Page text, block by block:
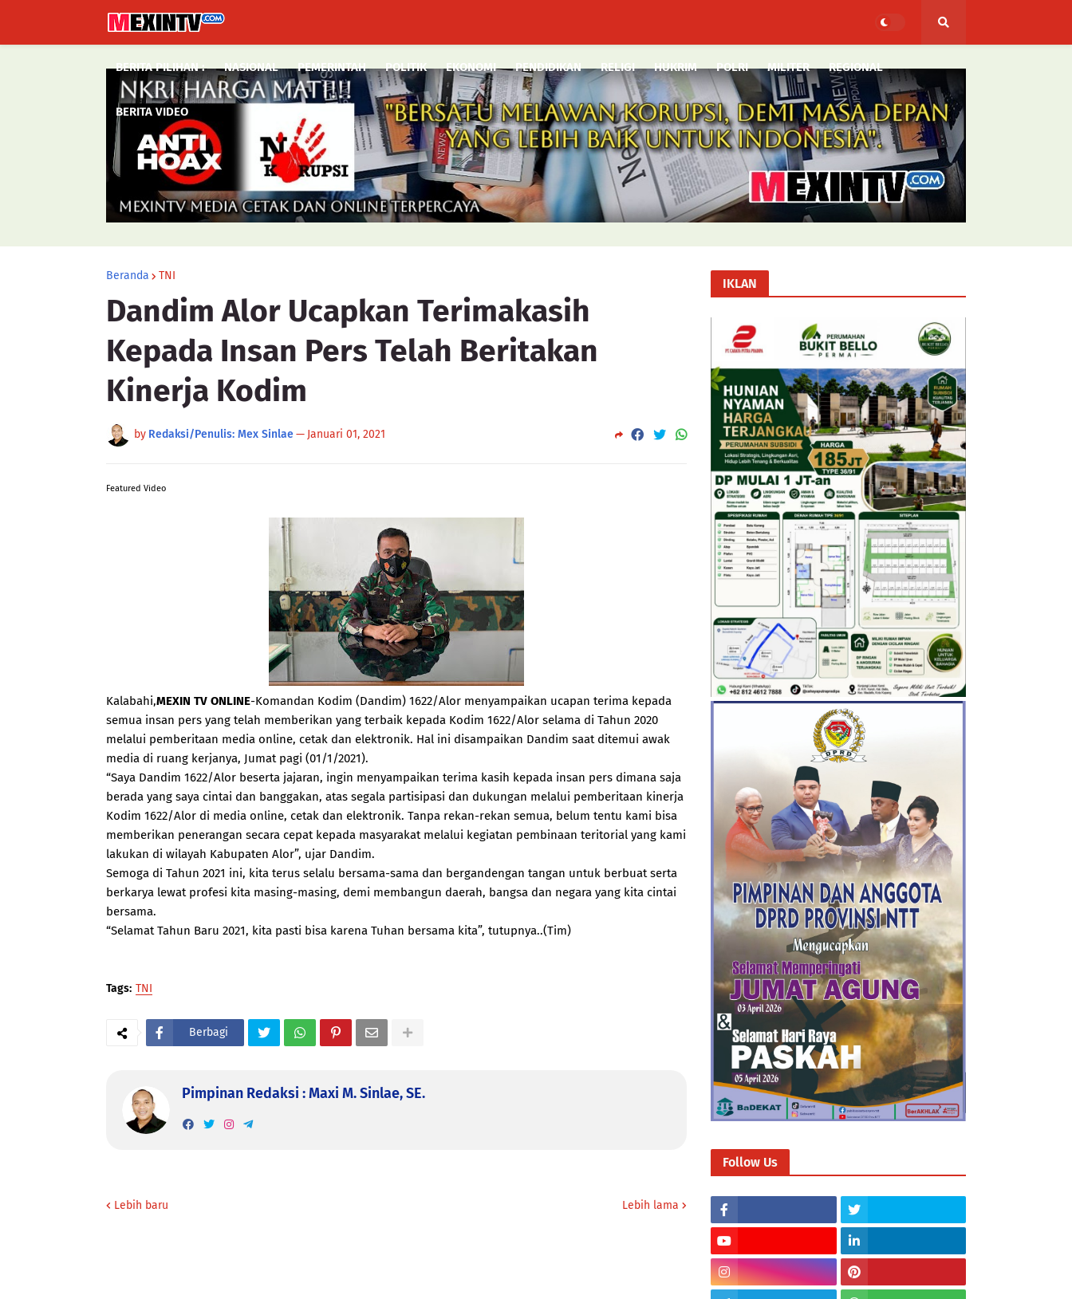
BERITA PILIHAN : NASIONAL PEMERINTAH POLITIK EKONOMI PENDIDIKAN RELIGI HUKRIM POLRI MILITER REGIONAL
BERITA VIDEO
Beranda TNI
Dandim Alor Ucapkan Terimakasih
Kepada Insan Pers Telah Beritakan
Kinerja Kodim
by Redaksi/Penulis: Mex Sinlae— Januari 01, 2021
Featured Video
Kalabahi,MEXIN TV ONLINE-Komandan Kodim (Dandim) 1622/Alor menyampaikan ucapan terima kepada
semua insan pers yang telah memberikan yang terbaik kepada Kodim 1622/Alor selama di Tahun 2020
melalui pemberitaan media online, cetak dan elektronik. Hal ini disampaikan Dandim saat ditemui awak
media di ruang kerjanya, Jumat pagi (01/1/2021).
“Saya Dandim 1622/Alor beserta jajaran, ingin menyampaikan terima kasih kepada insan pers dimana saja
berada yang saya cintai dan banggakan, atas segala partisipasi dan dukungan melalui pemberitaan kinerja
Kodim 1622/Alor di media online, cetak dan elektronik. Tanpa rekan-rekan semua, belum tentu kami bisa
memberikan penerangan secara cepat kepada masyarakat melalui kegiatan pembinaan teritorial yang kami
lakukan di wilayah Kabupaten Alor”, ujar Dandim.
Semoga di Tahun 2021 ini, kita terus selalu bersama-sama dan bergandengan tangan untuk berbuat serta
berkarya lewat profesi kita masing-masing, demi membangun daerah, bangsa dan negara yang kita cintai
bersama.
“Selamat Tahun Baru 2021, kita pasti bisa karena Tuhan bersama kita”, tutupnya..(Tim)
Tags: TNI
Berbagi
Pimpinan Redaksi : Maxi M. Sinlae, SE.
Lebih baru Lebih lama
IKLAN
Follow Us